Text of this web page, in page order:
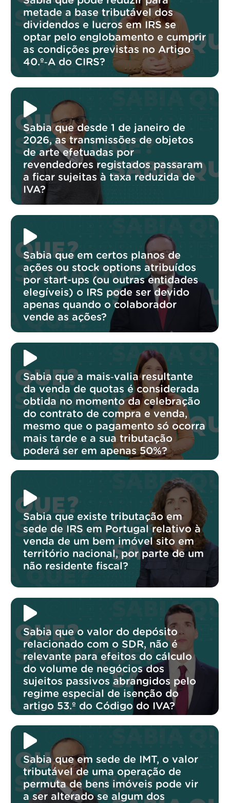
metade a base tributável dos
dividendos e lucros em IRS se
optar pelo englobamento e cumprir
as condições previstas no Artigo
40.º‑A do CIRS?
Sabia que desde 1 de janeiro de
2026, as transmissões de objetos
de arte efetuadas por
revendedores registados passaram
a ficar sujeitas à taxa reduzida de
IVA?
Sabia que em certos planos de
ações ou stock options atribuídos
por start-ups (ou outras entidades
elegíveis) o IRS pode ser devido
apenas quando o colaborador
vende as ações?
Sabia que a mais‑valia resultante
da venda de quotas é considerada
obtida no momento da celebração
do contrato de compra e venda,
mesmo que o pagamento só ocorra
mais tarde e a sua tributação
poderá ser em apenas 50%?
Sabia que existe tributação em
sede de IRS em Portugal relativo à
venda de um bem imóvel sito em
território nacional, por parte de um
não residente fiscal?
Sabia que o valor do depósito
relacionado com o SDR, não é
relevante para efeitos do cálculo
do volume de negócios dos
sujeitos passivos abrangidos pelo
regime especial de isenção do
artigo 53.º do Código do IVA?
Sabia que em sede de IMT, o valor
tributável de uma operação de
permuta de bens imóveis pode vir
a ser alterado se algum dos